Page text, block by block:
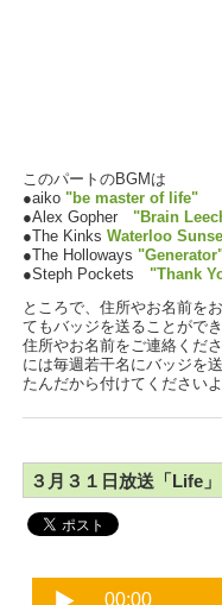
このパートのBGMは
●aiko "be master of life"
●Alex Gopher "Brain
●The Kinks Waterloo
●The Holloways
●Steph Pockets "Thank
ところで、住所やお名前を
てもバッジを送ることがで
住所やお名前をご連絡くだ
には毎週若干名にバッジを
たんだから付けてください
３月３１日放送「Life